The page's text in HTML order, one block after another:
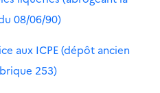
08/06/90)
aux ICPE (dépôt ancien
253)